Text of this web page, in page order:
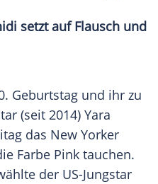
setzt aufFlausch und
Geburtstag und ihr zu
(seit 2014) Yara
das New Yorker
Farbe Pink tauchen.
der US-Jungstar